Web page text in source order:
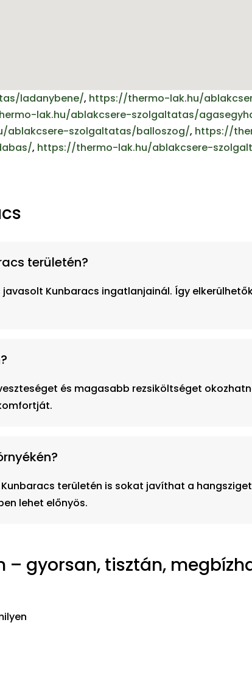
ladanybene/, https://thermo-lak.hu/
lak.hu/ablakcsere-szolgaltatas/
ablakcsere-szolgaltatas/balloszog/, https://
, https://thermo-lak.hu/ablakcsere-
területén?
Kunbaracs ingatlanjainál. Így
és magasabb rezsiköltséget
területén is sokat javíthat a
lehet előnyös.
– gyorsan, tisztán,